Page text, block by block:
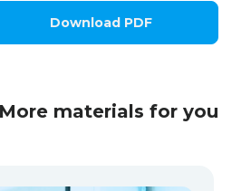
Download PDF
More materials for you